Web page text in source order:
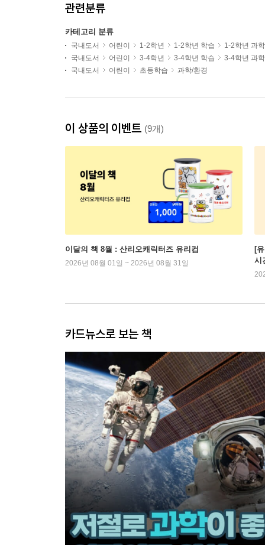
관련분류
카테고리 분류
국내도서 어린이 1-2학년 1-2학년 학습
1-2학년 과
국내도서
어린이 3-4학년 3-4학년 학습
3-4학년 과
국내도서
어린이 초등학습 과학/환경
이 상품의 이벤트 (9개)
이달의 책 8월 : 산리오캐릭터즈 유리컵
2026년 08월 01일 ~ 2026년 08월 31일
[
시
카드뉴스로 보는 책